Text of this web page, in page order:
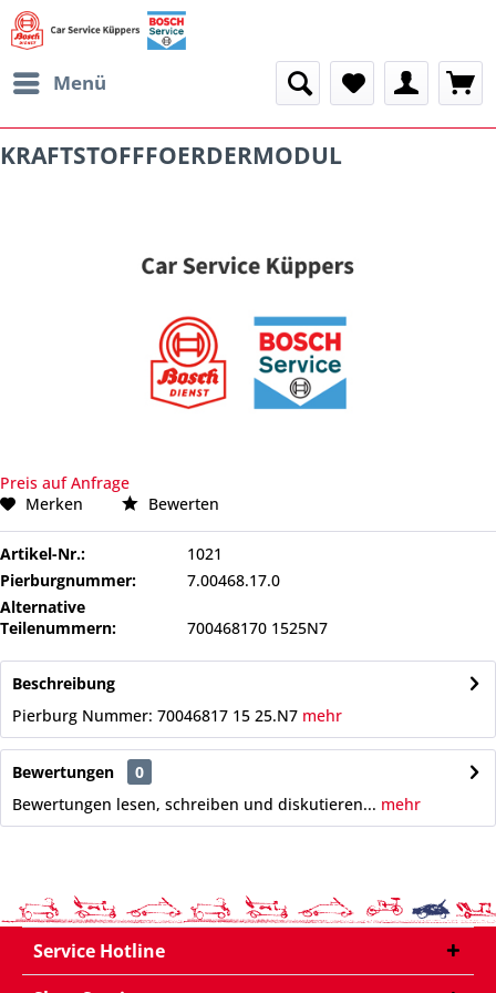
Menü
KRAFTSTOFFFOERDERMODUL
Preis auf Anfrage
Merken
Bewerten
Artikel-Nr.:
1021
Pierburgnummer:
7.00468.17.0
Alternative
Teilenummern:
700468170 1525N7
Beschreibung
Pierburg Nummer: 70046817 15 25.N7 mehr
Bewertungen
0
Bewertungen lesen, schreiben und diskutieren... mehr
Service Hotline